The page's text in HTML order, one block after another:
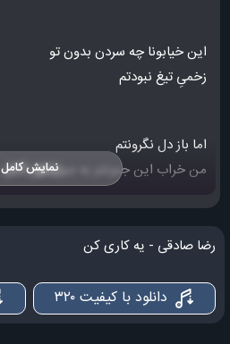
این خیابونا چه سردن بدون تو
زخمیِ تیغ نبودتم
اما باز دل نگرونتم
من خراب این جنونتم به جون تو
یه کاری کن منم مثل خودِ تو بد بشم
نمایش کامل
رضا صادقی - یه کاری کن
دانلود با کیفیت ۳۲۰